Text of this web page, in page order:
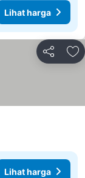
Lihat harga
Bagikan
Lihat harga